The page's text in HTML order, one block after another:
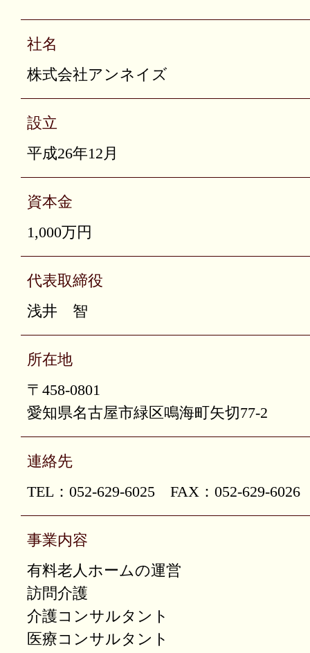
社名
株式会社アンネイズ
設立
平成26年12月
資本金
1,000万円
代表取締役
浅井 智
所在地
〒458-0801
愛知県名古屋市緑区鳴海町矢切77-2
連絡先
TEL：052-629-6025 FAX：052-629-6026
事業内容
有料老人ホームの運営
訪問介護
介護コンサルタント
医療コンサルタント